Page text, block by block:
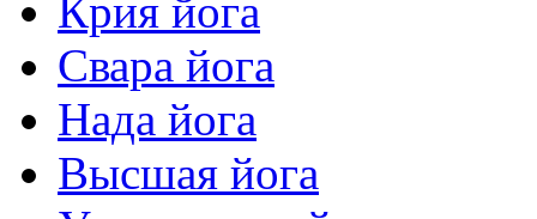
Крия йога
Свара йога
Нада йога
Высшая йога